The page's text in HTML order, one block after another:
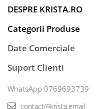
DESPRE KRISTA.RO
Categorii Produse
Date Comerciale
Suport Clienti
WhatsApp 0769693739
contact@krista.email